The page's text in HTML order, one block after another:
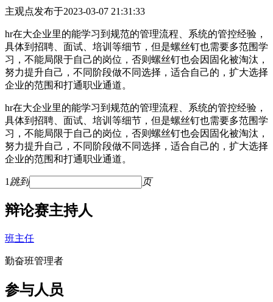
主观点发布于2023-03-07 21:31:33
hr在大企业里的能学习到规范的管理流程、系统的管控经验，
具体到招聘、面试、培训等细节，但是螺丝钉也需要多范围学
习，不能局限于自己的岗位，否则螺丝钉也会因固化被淘汰，
努力提升自己，不同阶段做不同选择，适合自己的，扩大选择
企业的范围和打通职业通道。
hr在大企业里的能学习到规范的管理流程、系统的管控经验，
具体到招聘、面试、培训等细节，但是螺丝钉也需要多范围学
习，不能局限于自己的岗位，否则螺丝钉也会因固化被淘汰，
努力提升自己，不同阶段做不同选择，适合自己的，扩大选择
企业的范围和打通职业通道。
1 跳到 页
辩论赛主持人
班主任
勤奋班管理者
参与人员